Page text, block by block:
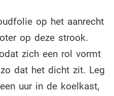
op het aanrecht
op deze strook.
zich een rol vormt
dat het dicht zit. Leg
uur in de koelkast,